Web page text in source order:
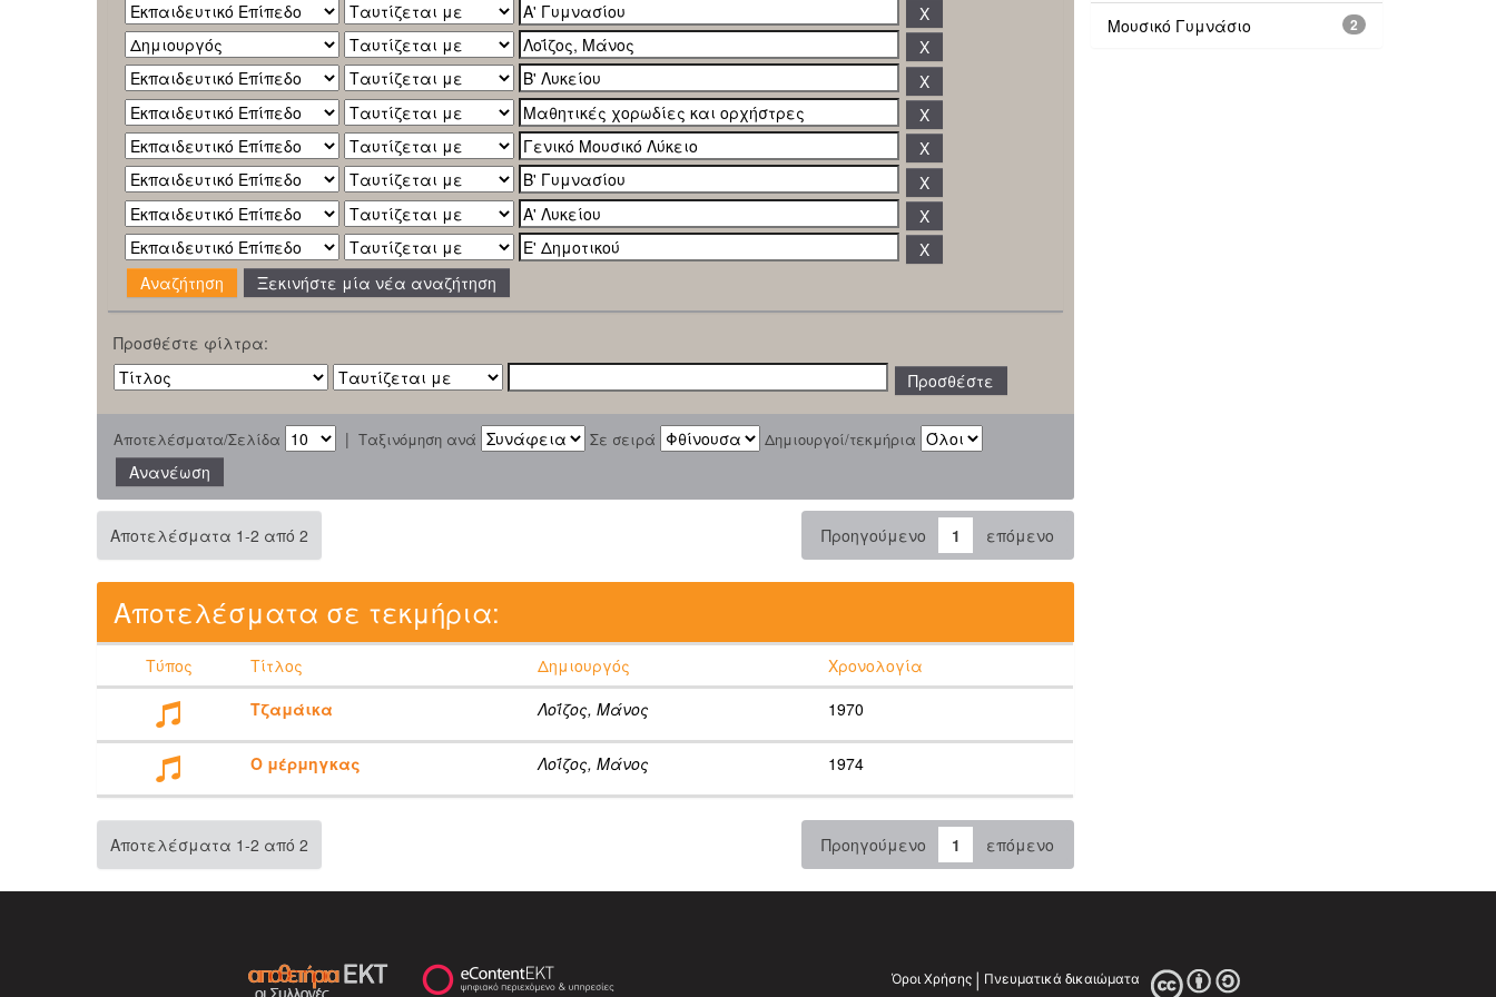
Ξεκινήστε μία νέα αναζήτηση
Προσθέστε φίλτρα:
Αποτελέσματα/Σελίδα | Ταξινόμηση ανά Σε σειρά Δημιουργοί/τεκμήρια
Αποτελέσματα 1-2 από 2 Προηγούμενο 1 επόμενο
Αποτελέσματα σε τεκμήρια:
Τύπος Τίτλος Δημιουργός
Χρονολογία
Τζαμάικα
Λοΐζος, Μάνος 1970
Ο μέρμηγκας Λοΐζος, Μάνος 1974
Αποτελέσματα 1-2 από 2 Προηγούμενο 1 επόμενο
2
Μουσικό Γυμνάσιο